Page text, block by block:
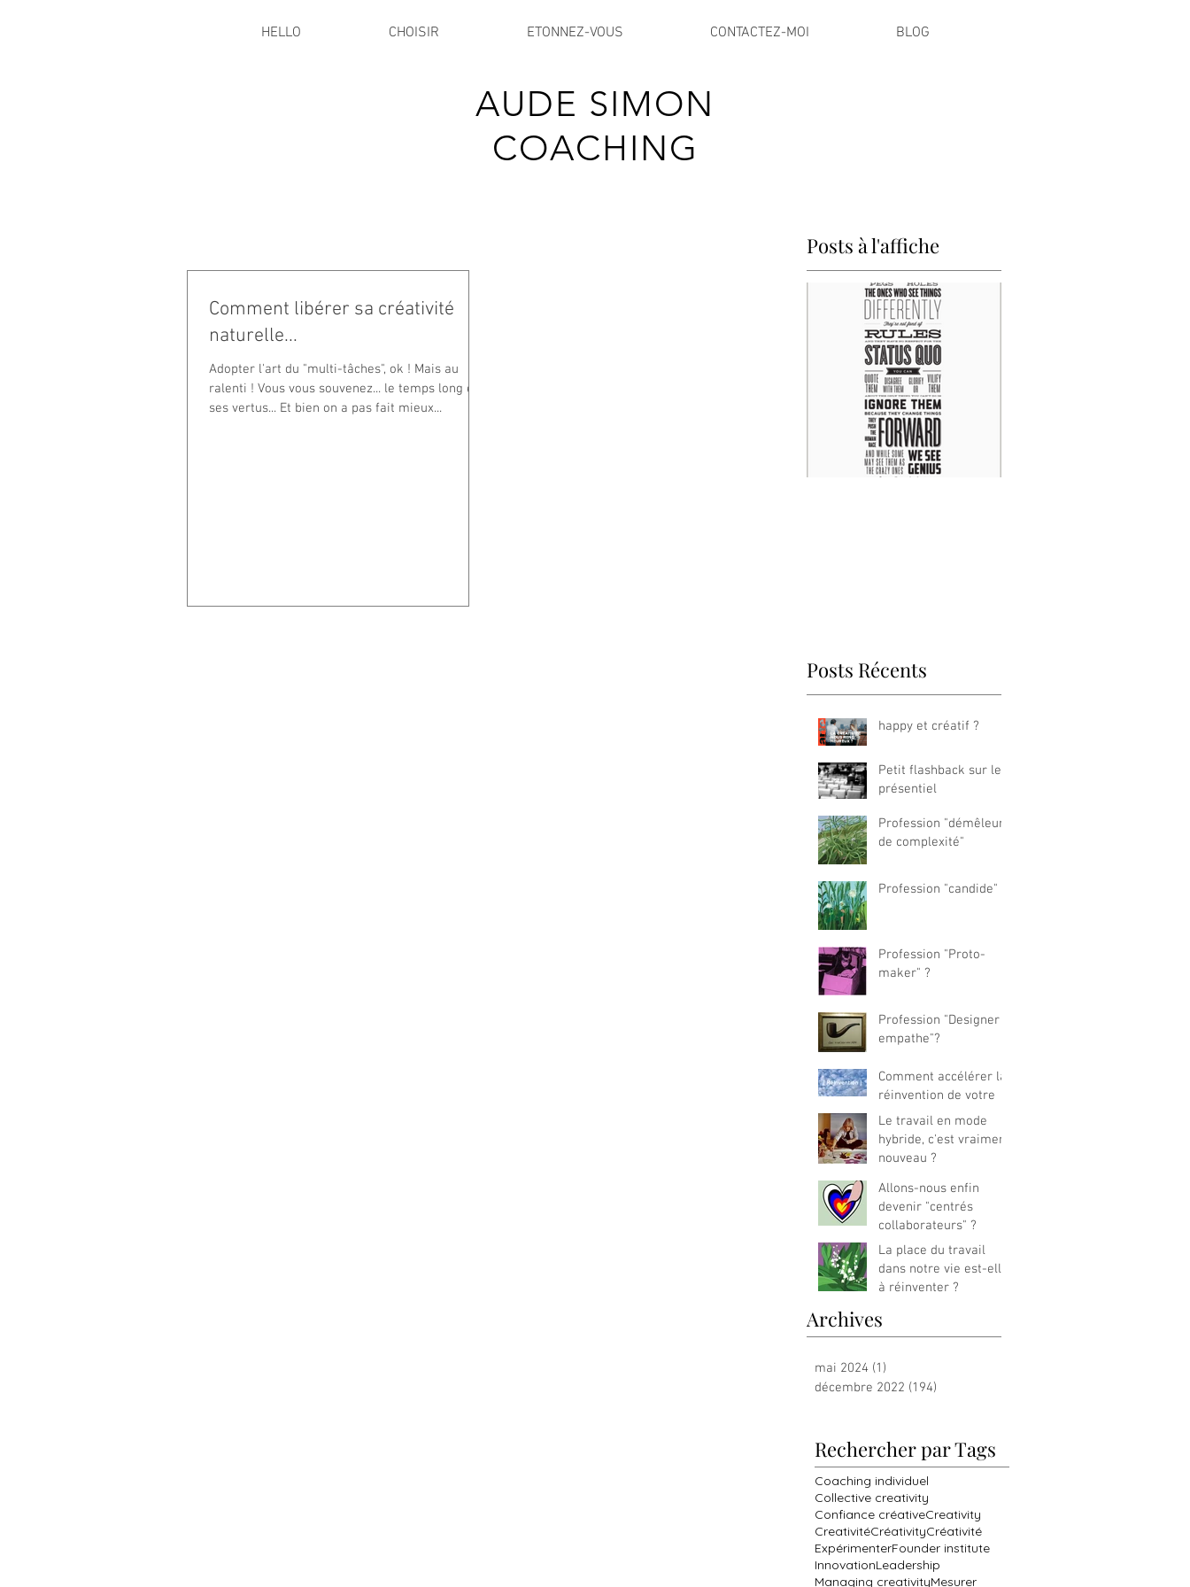
HELLO CHOISIR ETONNEZ-VOUS CONTACTEZ-MOI BLOG
AUDE SIMON
COACHING
Posts à l'affiche
Comment libérer sa créativité
naturelle...
Adopter l'art du "multi-tâches", ok ! Mais au
ralenti ! Vous vous souvenez... le temps long et
ses vertus... Et bien on a pas fait mieux...
Posts Récents
happy et créatif ?
Petit flashback sur le
présentiel
Profession "démêleur
de complexité"
Profession "candide" ?
Profession "Proto-
maker" ?
Profession "Designer
empathe"?
Comment accélérer la
réinvention de votre
offre business ?
Le travail en mode
hybride, c'est vraiment
nouveau ?
Allons-nous enfin
devenir "centrés
collaborateurs" ?
La place du travail
dans notre vie est-elle
à réinventer ?
Archives
mai 2024 (1)
décembre 2022 (194)
Rechercher par Tags
Coaching individuel
Collective creativity
Confiance créativeCreativity
CreativitéCréativityCréativité
ExpérimenterFounder institute
InnovationLeadership
Managing creativityMesurer